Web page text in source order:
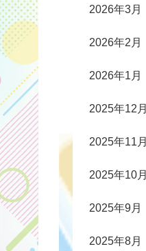
2026年3月
2026年2月
2026年1月
2025年12月
2025年11月
2025年10月
2025年9月
2025年8月